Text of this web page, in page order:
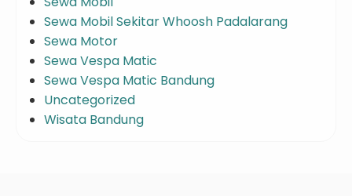
Sewa Mobil Sekitar Whoosh Padalarang
Sewa Motor
Sewa Vespa Matic
Sewa Vespa Matic Bandung
Uncategorized
Wisata Bandung